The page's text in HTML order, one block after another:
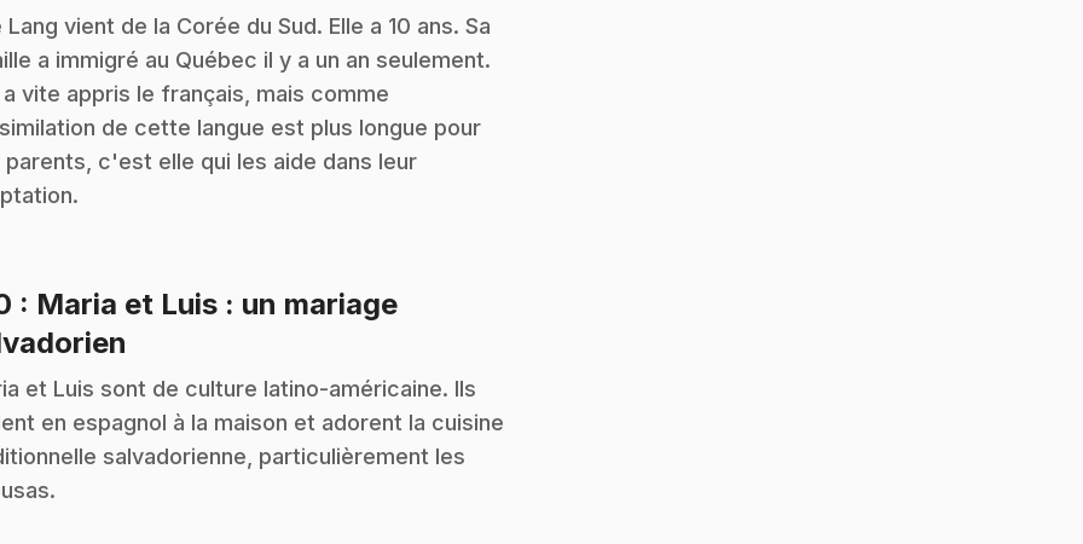
Lang vient de la Corée du Sud. Elle a 10 ans. Sa
a immigré au Québec il y a un an seulement.
a vite appris le français, mais comme
de cette langue est plus longue pour
parents, c'est elle qui les aide dans leur
: Maria et Luis : un mariage
et Luis sont de culture latino-américaine. Ils
en espagnol à la maison et adorent la cuisine
salvadorienne, particulièrement les